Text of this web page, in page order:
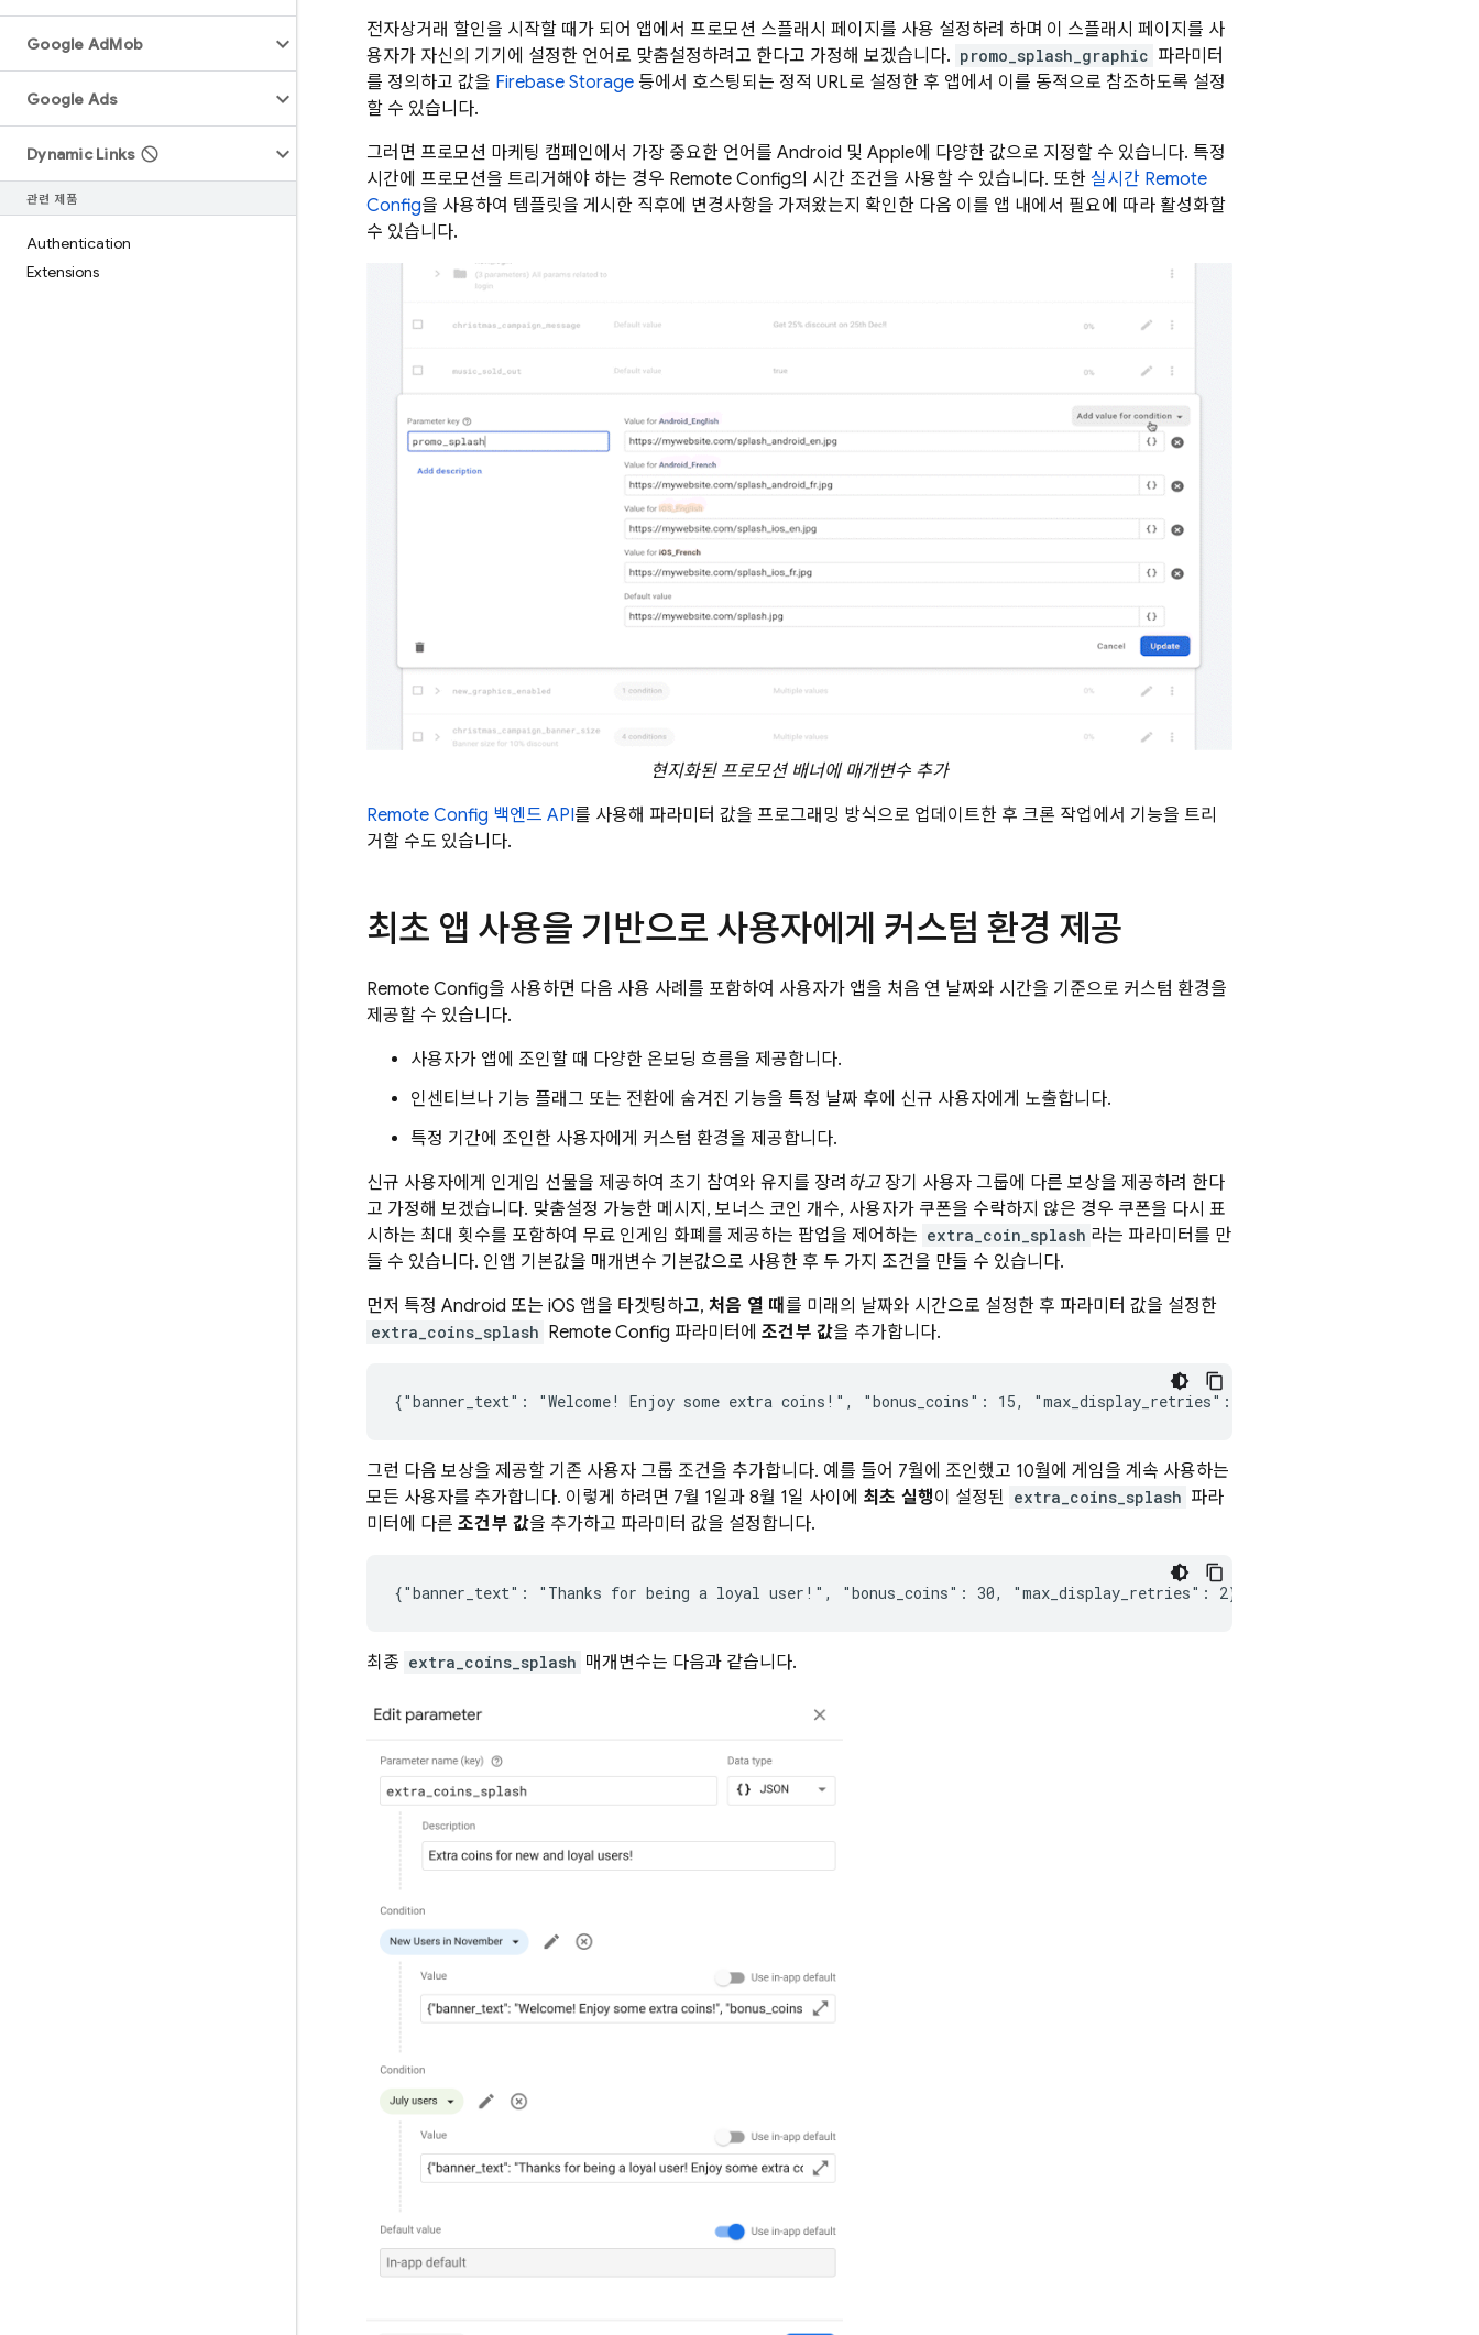
Google AdMob
Google Ads
Dynamic Links
관련 제품
Authentication
Extensions
전자상거래 할인을 시작할 때가 되어 앱에서 프로모션 스플래시 페이지를 사용 설정하려 하며 이 스플래시 페이지를 사
용자가 자신의 기기에 설정한 언어로 맞춤설정하려고 한다고 가정해 보겠습니다. promo_splash_graphic 파라미터
를 정의하고 값을 Firebase Storage 등에서 호스팅되는 정적 URL로 설정한 후 앱에서 이를 동적으로 참조하도록 설정
할 수 있습니다.
그러면 프로모션 마케팅 캠페인에서 가장 중요한 언어를 Android 및 Apple에 다양한 값으로 지정할 수 있습니다. 특정
시간에 프로모션을 트리거해야 하는 경우 Remote Config의 시간 조건을 사용할 수 있습니다. 또한 실시간 Remote
Config을 사용하여 템플릿을 게시한 직후에 변경사항을 가져왔는지 확인한 다음 이를 앱 내에서 필요에 따라 활성화할
수 있습니다.
현지화된 프로모션 배너에 매개변수 추가
Remote Config 백엔드 API를 사용해 파라미터 값을 프로그래밍 방식으로 업데이트한 후 크론 작업에서 기능을 트리
거할 수도 있습니다.
최초 앱 사용을 기반으로 사용자에게 커스텀 환경 제공
Remote Config을 사용하면 다음 사용 사례를 포함하여 사용자가 앱을 처음 연 날짜와 시간을 기준으로 커스텀 환경을
제공할 수 있습니다.
사용자가 앱에 조인할 때 다양한 온보딩 흐름을 제공합니다.
인센티브나 기능 플래그 또는 전환에 숨겨진 기능을 특정 날짜 후에 신규 사용자에게 노출합니다.
특정 기간에 조인한 사용자에게 커스텀 환경을 제공합니다.
신규 사용자에게 인게임 선물을 제공하여 초기 참여와 유지를 장려 하고장기 사용자 그룹에 다른 보상을 제공하려 한다
고 가정해 보겠습니다. 맞춤설정 가능한 메시지, 보너스 코인 개수, 사용자가 쿠폰을 수락하지 않은 경우 쿠폰을 다시 표
시하는 최대 횟수를 포함하여 무료 인게임 화폐를 제공하는 팝업을 제어하는 extra_coin_splash 라는 파라미터를 만
들 수 있습니다. 인앱 기본값을 매개변수 기본값으로 사용한 후 두 가지 조건을 만들 수 있습니다.
먼저 특정 Android 또는 iOS 앱을 타겟팅하고, 처음 열 때 를 미래의 날짜와 시간으로 설정한 후 파라미터 값을 설정한
extra_coins_splash Remote Config 파라미터에 조건부 값을 추가합니다.
그런 다음 보상을 제공할 기존 사용자 그룹 조건을 추가합니다. 예를 들어 7월에 조인했고 10월에 게임을 계속 사용하는
모든 사용자를 추가합니다. 이렇게 하려면 7월 1일과 8월 1일 사이에 최초 실행이 설정된 extra_coins_splash 파라
미터에 다른 조건부 값을 추가하고 파라미터 값을 설정합니다.
최종 extra_coins_splash 매개변수는 다음과 같습니다.